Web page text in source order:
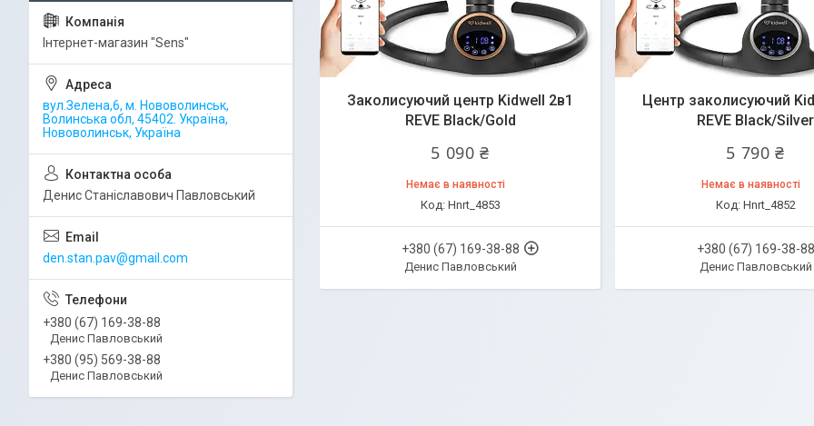
Заколисуючий центр Kidwell 2в1
REVE Black/Gold
5 090 ₴
Немає в наявності
Hnrt_4853
+380 (67) 169-38-88
Денис Павловський
Центр заколисуючий
REVE Black/Silver
5 790 ₴
Немає в наявності
Hnrt_4852
+380 (67) 169-38-88
Денис Павловський
Iнтернет-магазин "Sens"
вул.Зелена,6, м. Нововолинськ,
Волинська обл, 45402. Україна,
Нововолинськ, Україна
Денис Станіславович Павловський
den.stan.pav@gmail.com
+380 (67) 169-38-88
Денис Павловський
+380 (95) 569-38-88
Денис Павловський